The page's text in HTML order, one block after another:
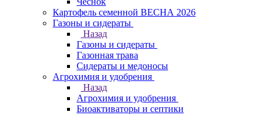
Картофель семенной ВЕСНА 2026
Газоны и сидераты
Назад
Газоны и сидераты
Газонная трава
Сидераты и медоносы
Агрохимия и удобрения
Назад
Агрохимия и удобрения
Биоактиваторы и септики